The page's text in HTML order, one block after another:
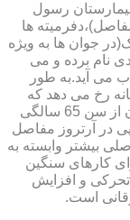
رسول
ها
جوان ها به ویژه
نام برده و می
می آید.به طور
رخ می دهد که
معمولا در خانم ها از سن 55 سالگی و در آقایان از سن 65 سالگی
در آرتروز مفاصل
بیشتر وابسته به
کارهای سنگین
تحرکی و افزایش
است.